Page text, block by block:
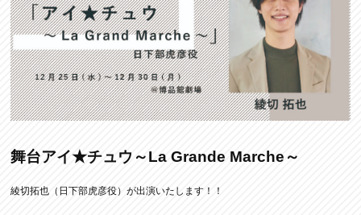
舞台アイ★チュウ～La Grande Marche～
綾切拓也（日下部虎彦役）が出演いたします！！